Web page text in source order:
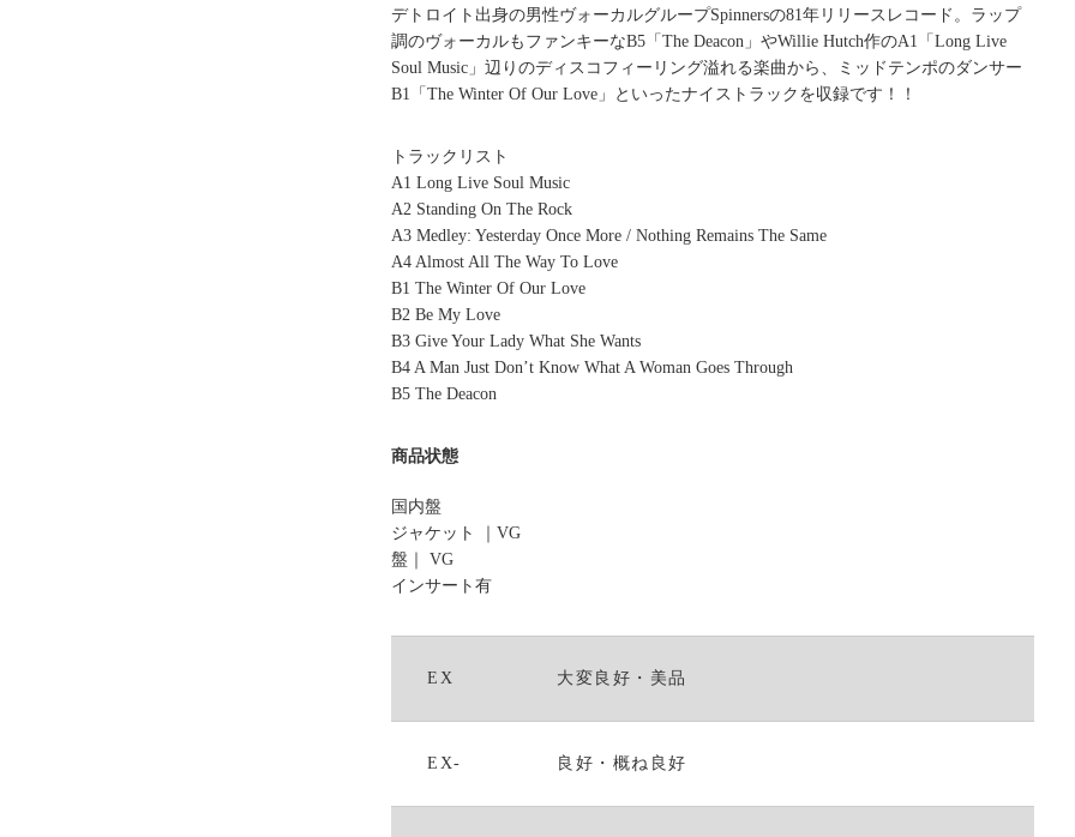
ー
節
に
デトロイト出身の男性ヴォーカルグループSpinnersの81年リリースレコード。ラップ
調のヴォーカルもファンキーなB5「The Deacon」やWillie Hutch作のA1「Long Live
Soul Music」辺りのディスコフィーリング溢れる楽曲から、ミッドテンポのダンサー
B1「The Winter Of Our Love」といったナイストラックを収録です！！
トラックリスト
A1 Long Live Soul Music
A2 Standing On The Rock
A3 Medley: Yesterday Once More / Nothing Remains The Same
A4 Almost All The Way To Love
B1 The Winter Of Our Love
B2 Be My Love
B3 Give Your Lady What She Wants
B4 A Man Just Don’t Know What A Woman Goes Through
B5 The Deacon
商品状態
国内盤
ジャケット ｜ VG
盤｜ VG
インサート有
EX 大変良好・美品
EX- 良好・概ね良好